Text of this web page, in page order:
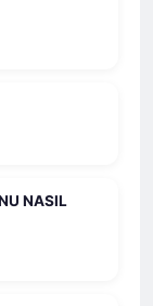
NASIL